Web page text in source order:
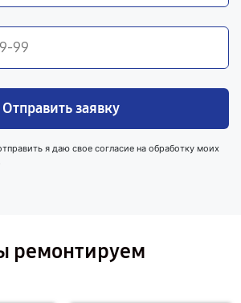
Отправить заявку
я даю свое согласие на обработку моих
.
ремонтируем